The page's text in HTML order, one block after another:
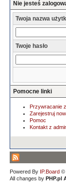
Nie jesteś
Twoja nazwa
Twoje hasło
Pomocne linki
Przywracanie
Zarejestruj
Pomoc
Kontakt z
Powered By IP.Board ©
All changes by PHP.pl